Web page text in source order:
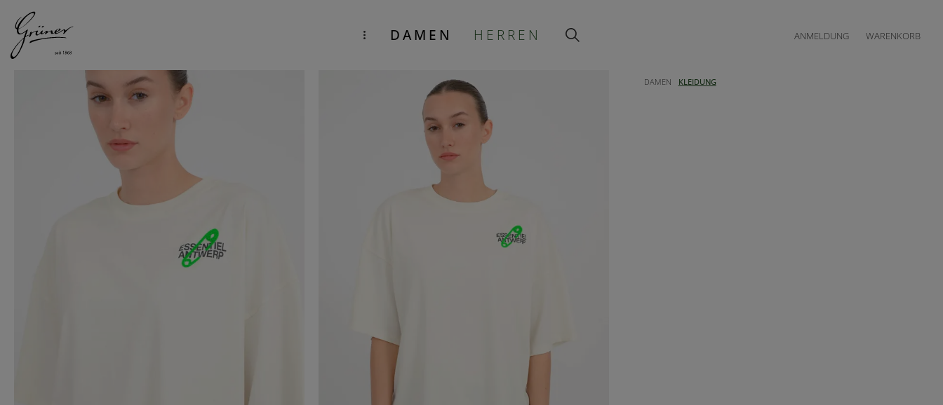
DAMEN HERREN ANMELDUNG WARENKORB
DAMEN KLEIDUNG
DAMEN